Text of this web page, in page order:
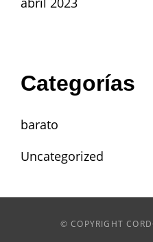
Categorías
barato
Uncategorized
© COPYRIGHT